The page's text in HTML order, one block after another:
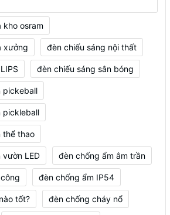
kho osram
xưởng đèn chiếu sáng nội thất
đèn chiếu sáng sân bóng
pickeball
pickleball
thể thao
vườn LED đèn chống ẩm âm trần
đèn chống ẩm IP54
tốt? đèn chống cháy nổ